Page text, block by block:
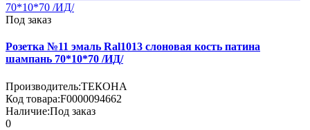
Под заказ
Розетка №11 эмаль Ral1013 слоновая кость патина
шампань 70*10*70 /ИД/
Производитель:ТЕКОНА
Код товара:F0000094662
Наличие:Под заказ
0